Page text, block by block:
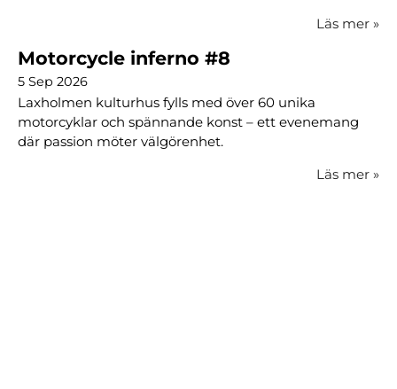
Läs mer »
Motorcycle inferno #8
5 Sep 2026
Laxholmen kulturhus fylls med över 60 unika
motorcyklar och spännande konst – ett evenemang
där passion möter välgörenhet.
Läs mer »